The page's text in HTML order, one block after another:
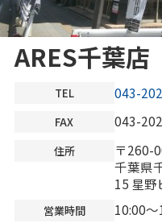
ARES千葉店
TEL 043-
FAX 043-
住所
〒260-
千葉県
15 星野
営業時間 10:00